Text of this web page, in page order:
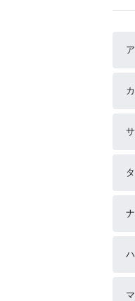
ア
カ
サ
タ
ナ
ハ
マ